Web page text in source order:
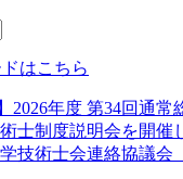
はこちら
2026年度 第34回通常
士制度説明会を開催
技術士会連絡協議会